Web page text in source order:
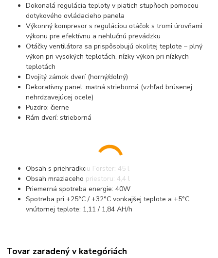
Dokonalá regulácia teploty v piatich stupňoch pomocou
dotykového ovládacieho panela
Výkonný kompresor s reguláciou otáčok s tromi úrovňami
výkonu pre efektívnu a nehlučnú prevádzku
Otáčky ventilátora sa prispôsobujú okolitej teplote – plný
výkon pri vysokých teplotách, nízky výkon pri nízkych
teplotách
Dvojitý zámok dverí (horný/dolný)
Dekoratívny panel: matná strieborná (vzhľad brúsenej
nehrdzavejúcej ocele)
Puzdro: čierne
Rám dverí: strieborná
Obsah s priehradkou Forster: 45 l
Obsah mraziaceho priestoru: 4,4 l
Priemerná spotreba energie: 40W
Spotreba pri +25°C / +32°C vonkajšej teplote a +5°C
vnútornej teplote: 1,11 / 1,84 AH/h
Tovar zaradený v kategóriách